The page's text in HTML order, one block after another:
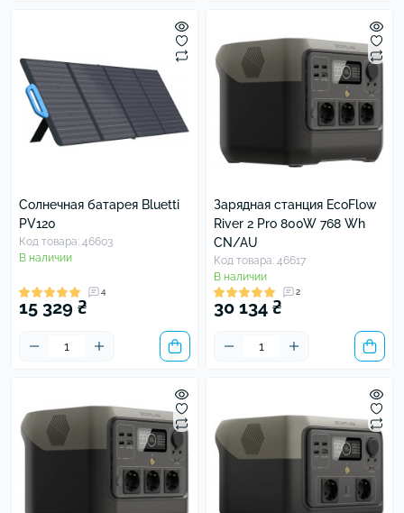
Солнечная батарея Bluetti
PV120
Код товара: 46603
В наличии
4
15 329 ₴
Зарядная станция EcoFlow
River 2 Pro 800W 768 Wh
CN/AU
Код товара: 46617
В наличии
2
30 134 ₴